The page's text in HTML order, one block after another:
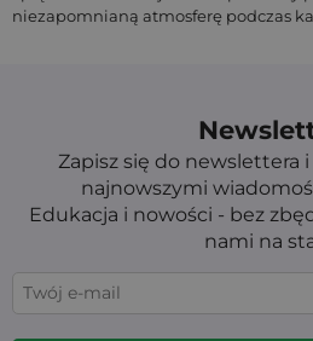
niezapomnianą atmosferę podczas
Zapisz się do newslettera
najnowszymi
Edukacja i nowości - bez
nami na